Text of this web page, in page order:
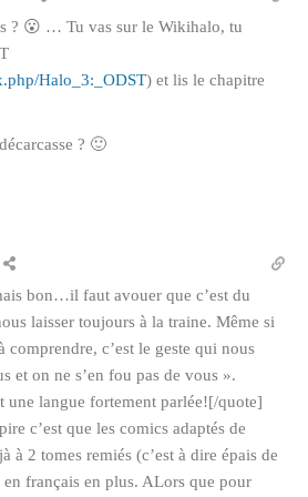
? 😮 … Tu vas sur le Wikihalo, tu
Halo_3:_ODST) et lis le chapitre
? 🙂
bon…il faut avouer que c’est du
laisser toujours à la traine. Même si
comprendre, c’est le geste qui nous
et on ne s’en fou pas de vous ».
une langue fortement parlée![/quote]
c’est que les comics adaptés de
à 2 tomes remiés (c’est à dire épais de
français en plus. ALors que pour